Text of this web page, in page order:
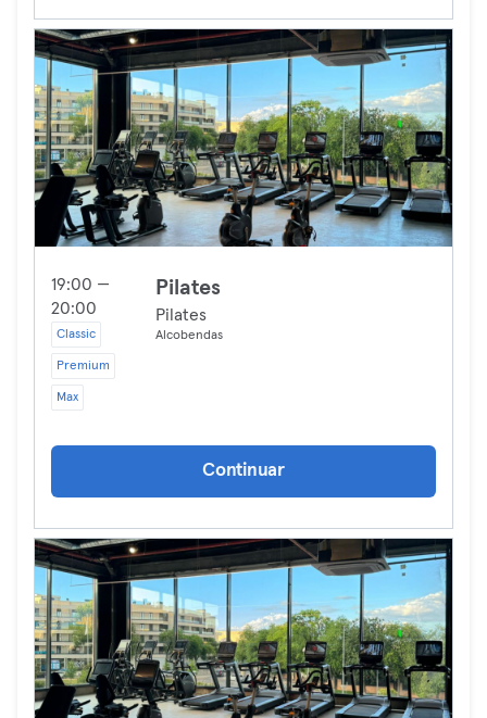
19:00 —
20:00
Classic
Premium
Max
Pilates
Pilates
Alcobendas
Continuar